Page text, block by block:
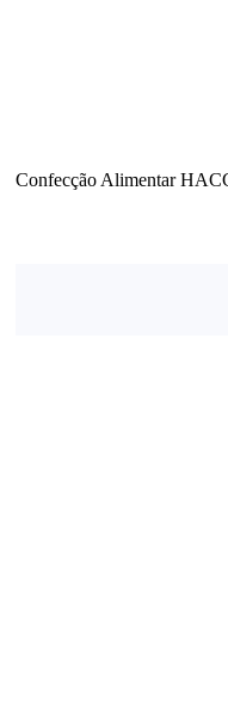
Confecção Alimentar